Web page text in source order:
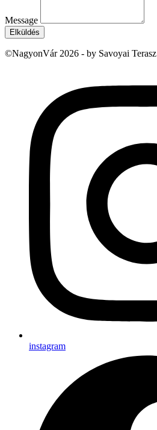
Message
Elküldés
©NagyonVár 2026 - by Savoyai Terasz
instagram